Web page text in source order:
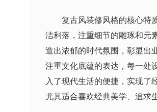
复古风装修风格的核心特
洁利落，注重细节的雕琢和元
造出浓郁的时代氛围，彰显出
注重文化底蕴的表达，每一处
入了现代生活的便捷，实现了
尤其适合喜欢经典美学、追求